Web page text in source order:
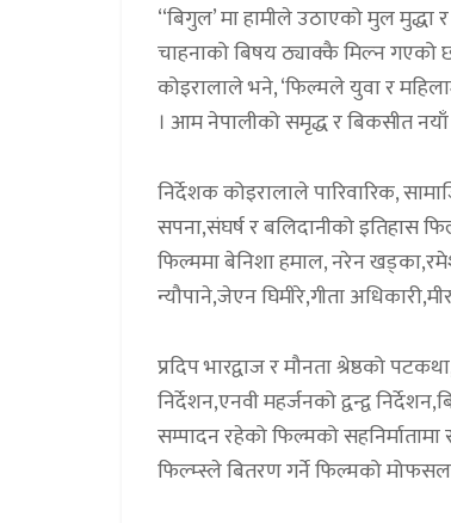
‘‘बिगुल’ मा हामीले उठाएको मुल
चाहनाको बिषय ठ्याक्कै मिल्न गएको छ
कोइरालाले भने, ‘फिल्मले युवा र
। आम नेपालीको समृद्ध र बिकसीत
निर्देशक कोइरालाले पारिवारिक,
सपना,संघर्ष र बलिदानीको इतिहास
फिल्ममा बेनिशा हमाल, नरेन
न्यौपाने,जेएन घिमीरे,गीता
प्रदिप भारद्वाज र मौनता श्रेष्ठको
निर्देशन,एनवी महर्जनको द्वन्द्व
सम्पादन रहेको फिल्मको
फिल्म्स्ले बितरण गर्ने फिल्मको